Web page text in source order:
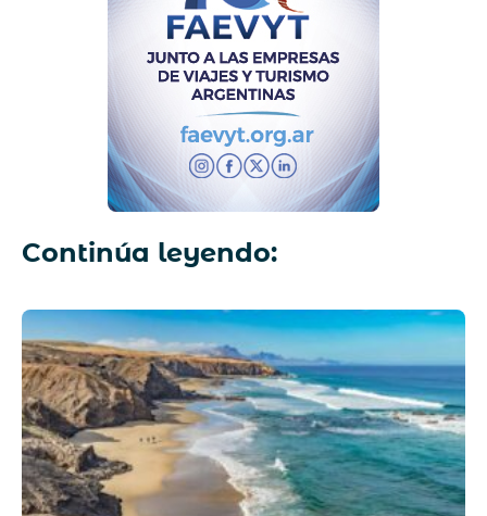
Continúa leyendo: